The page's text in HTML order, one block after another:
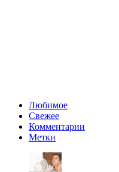
Любимое
Свежее
Комментарии
Метки